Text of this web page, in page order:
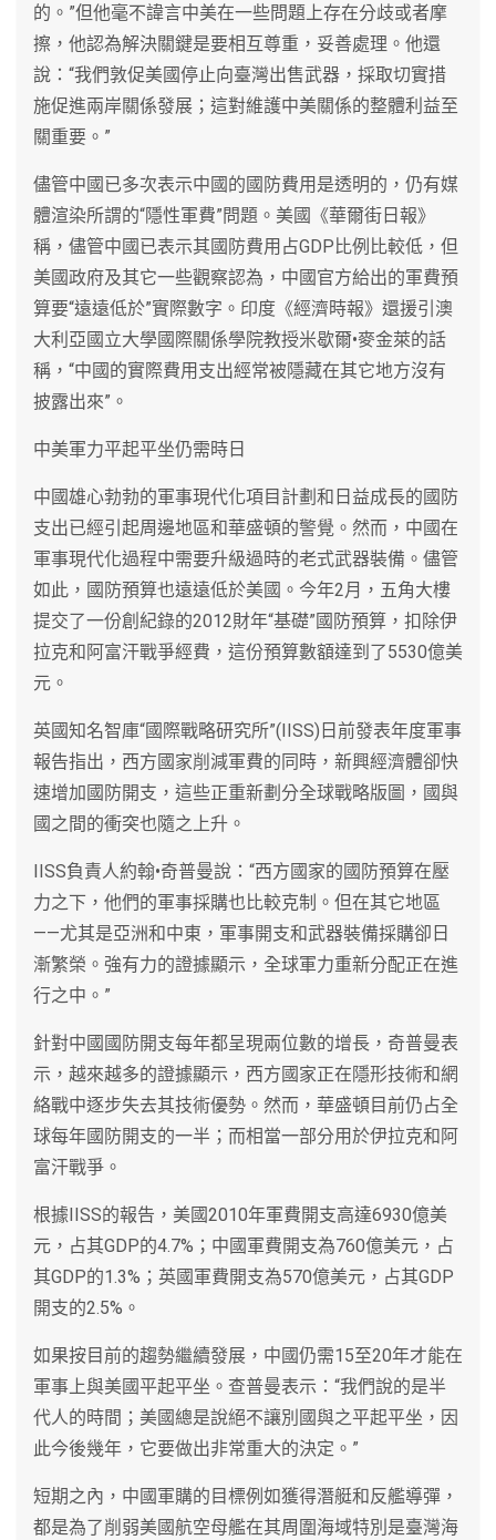
的。”但他毫不諱言中美在一些問題上存在分歧或者摩
擦，他認為解決關鍵是要相互尊重，妥善處理。他還
說：“我們敦促美國停止向臺灣出售武器，採取切實措
施促進兩岸關係發展；這對維護中美關係的整體利益至
關重要。”
儘管中國已多次表示中國的國防費用是透明的，仍有媒
體渲染所謂的“隱性軍費”問題。美國《華爾街日報》
稱，儘管中國已表示其國防費用占GDP比例比較低，但
美國政府及其它一些觀察認為，中國官方給出的軍費預
算要“遠遠低於”實際數字。印度《經濟時報》還援引澳
大利亞國立大學國際關係學院教授米歇爾•麥金萊的話
稱，“中國的實際費用支出經常被隱藏在其它地方沒有
披露出來”。
中美軍力平起平坐仍需時日
中國雄心勃勃的軍事現代化項目計劃和日益成長的國防
支出已經引起周邊地區和華盛頓的警覺。然而，中國在
軍事現代化過程中需要升級過時的老式武器裝備。儘管
如此，國防預算也遠遠低於美國。今年2月，五角大樓
提交了一份創紀錄的2012財年“基礎”國防預算，扣除伊
拉克和阿富汗戰爭經費，這份預算數額達到了5530億美
元。
英國知名智庫“國際戰略研究所”(IISS)日前發表年度軍事
報告指出，西方國家削減軍費的同時，新興經濟體卻快
速增加國防開支，這些正重新劃分全球戰略版圖，國與
國之間的衝突也隨之上升。
IISS負責人約翰•奇普曼說：“西方國家的國防預算在壓
力之下，他們的軍事採購也比較克制。但在其它地區
——尤其是亞洲和中東，軍事開支和武器裝備採購卻日
漸繁榮。強有力的證據顯示，全球軍力重新分配正在進
行之中。”
針對中國國防開支每年都呈現兩位數的增長，奇普曼表
示，越來越多的證據顯示，西方國家正在隱形技術和網
絡戰中逐步失去其技術優勢。然而，華盛頓目前仍占全
球每年國防開支的一半；而相當一部分用於伊拉克和阿
富汗戰爭。
根據IISS的報告，美國2010年軍費開支高達6930億美
元，占其GDP的4.7%；中國軍費開支為760億美元，占
其GDP的1.3%；英國軍費開支為570億美元，占其GDP
開支的2.5%。
如果按目前的趨勢繼續發展，中國仍需15至20年才能在
軍事上與美國平起平坐。查普曼表示：“我們說的是半
代人的時間；美國總是說絕不讓別國與之平起平坐，因
此今後幾年，它要做出非常重大的決定。”
短期之內，中國軍購的目標例如獲得潛艇和反艦導彈，
都是為了削弱美國航空母艦在其周圍海域特別是臺灣海